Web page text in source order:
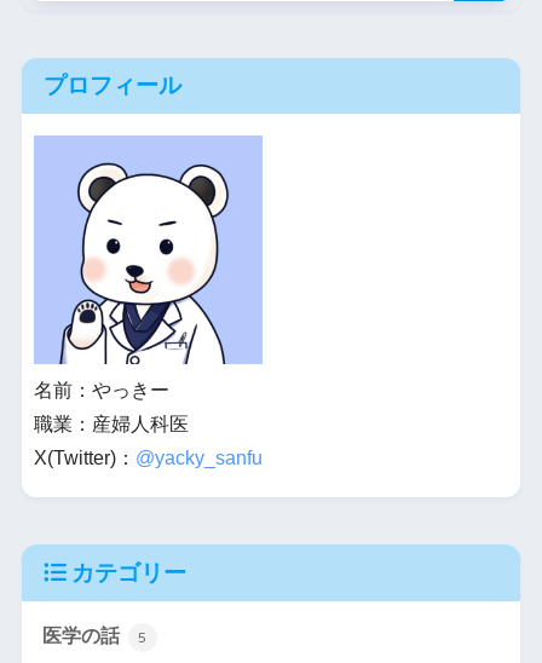
プロフィール
名前：やっきー
職業：産婦人科医
X(Twitter)： @yacky_sanfu
カテゴリー
医学の話 5